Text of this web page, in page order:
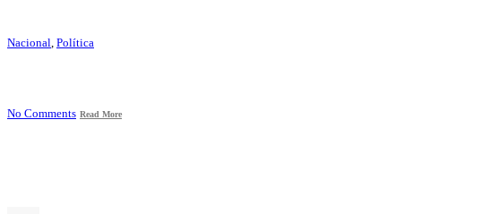
Nacional Política
No Comments Read More